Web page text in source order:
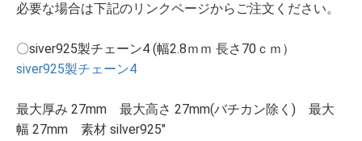
必要な場合は下記のリンクページからご注文ください。
〇siver925製チェーン4 (幅2.8ｍｍ 長さ70ｃｍ）
siver925製チェーン4
最大厚み 27mm 最大高さ 27mm(バチカン除く) 最大
幅 27mm 素材 silver925"